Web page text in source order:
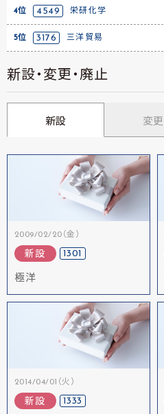
4位 4549 栄研化学
5位 3176 三洋貿易
新設・変更・廃止
新設 変更
2009/02/20（金）
新設 1301
極洋
2014/04/01（火）
新設 1333